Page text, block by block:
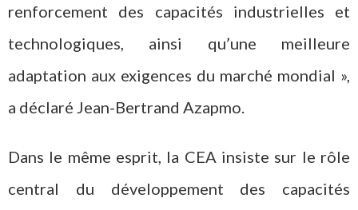
renforcement des capacités industrielles et
technologiques, ainsi qu’une meilleure
adaptation aux exigences du marché mondial »,
a déclaré Jean-Bertrand Azapmo.
Dans le même esprit, la CEA insiste sur le rôle
central du développement des capacités